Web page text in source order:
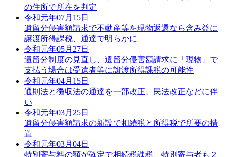
の住所で所在を判定
令和元年07月15日
遺留分侵害額請求で不動産等を現物返還なら含み益に
譲渡所得課税、通達で明らかに
令和元年05月27日
遺留分制度の見直し、遺留分侵害額請求に「現物」で
支払う場合は受遺者等に譲渡所得課税の可能性
令和元年04月15日
通則法と徴収法の通達を一部改正、民法改正などに伴
い
令和元年03月25日
遺留分侵害額請求の新設で相続税と所得税で所要の措
置
令和元年03月04日
特別寄与料の額が確定で相続税課税、特別寄与者も２